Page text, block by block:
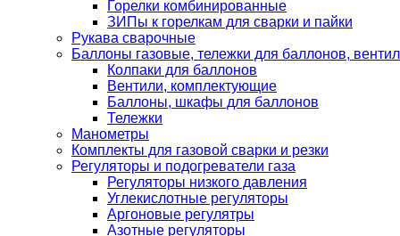
Горелки комбинированные
ЗИПы к горелкам для сварки и пайки
Рукава сварочные
Баллоны газовые, тележки для баллонов,
Колпаки для баллонов
Вентили, комплектующие
Баллоны, шкафы для баллонов
Тележки
Манометры
Комплекты для газовой сварки и резки
Регуляторы и подогреватели газа
Регуляторы низкого давления
Углекислотные регуляторы
Аргоновые регулятры
Азотные регуляторы